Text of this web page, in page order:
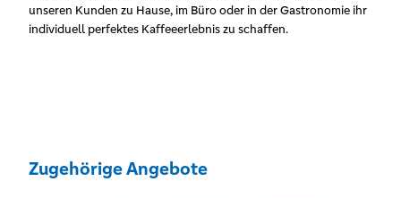
unseren Kunden zu Hause, im Büro oder in der Gastronomie ihr
individuell perfektes Kaffeeerlebnis zu schaffen.
Zugehörige Angebote